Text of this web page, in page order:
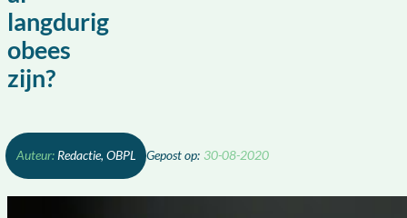
langdurig
obees
zijn?
Redactie, OBPL 30-08-2020